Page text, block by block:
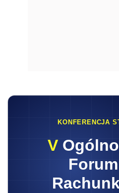
KONFERENCJA
V